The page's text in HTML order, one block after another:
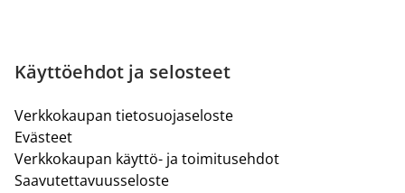
Käyttöehdot ja selosteet
Verkkokaupan tietosuojaseloste
Evästeet
Verkkokaupan käyttö- ja toimitusehdot
Saavutettavuusseloste